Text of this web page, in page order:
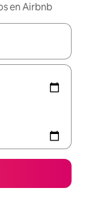
en Airbnb
con las